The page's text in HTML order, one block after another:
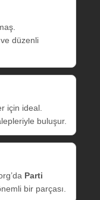
düzenli
için ideal.
buluşur.
Parti
bir parçası.